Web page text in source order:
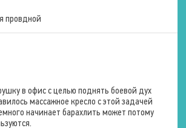
1 уровень
3 уровня
провдной
в офис с целью поднять боевой дух
массажное кресло с этой задачей
начинает барахлить может потому